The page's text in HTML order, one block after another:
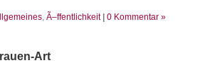
, Ã–ffentlichkeit 0 Kommentar »
Art